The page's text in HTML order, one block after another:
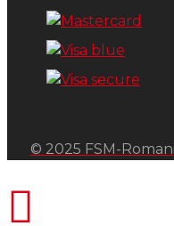
© 2025 FSM-